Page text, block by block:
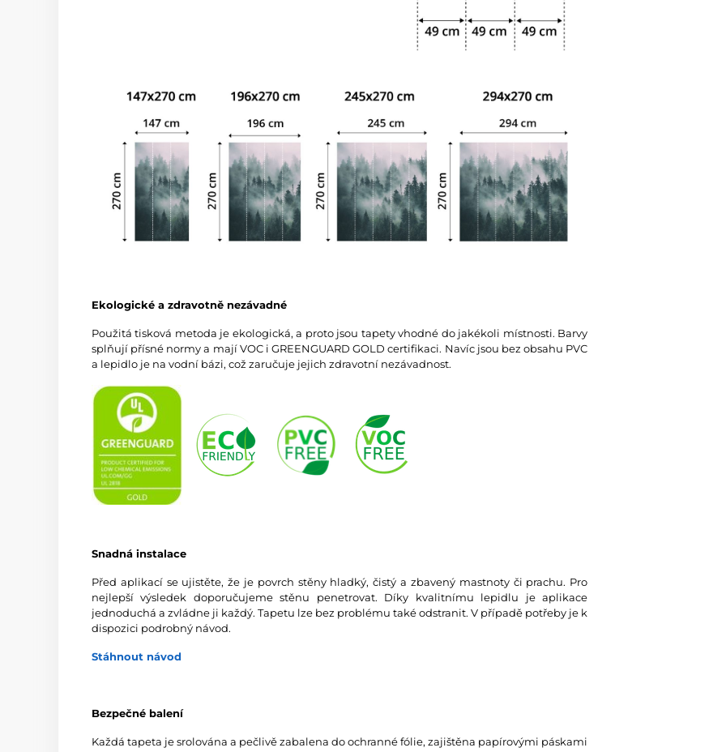
Ekologické a zdravotně nezávadné
Použitá tisková metoda je ekologická, a proto jsou tapety vhodné do jakékoli místnosti. Barvy
splňují přísné normy a mají VOC i GREENGUARD GOLD certifikaci. Navíc jsou bez obsahu PVC
a lepidlo je na vodní bázi, což zaručuje jejich zdravotní nezávadnost.
Snadná instalace
Před aplikací se ujistěte, že je povrch stěny hladký, čistý a zbavený mastnoty či prachu. Pro
nejlepší výsledek doporučujeme stěnu penetrovat. Díky kvalitnímu lepidlu je aplikace
jednoduchá a zvládne ji každý. Tapetu lze bez problému také odstranit. V případě potřeby je k
dispozici podrobný návod.
Stáhnout návod
Bezpečné balení
Každá tapeta je srolována a pečlivě zabalena do ochranné fólie, zajištěna papírovými páskami